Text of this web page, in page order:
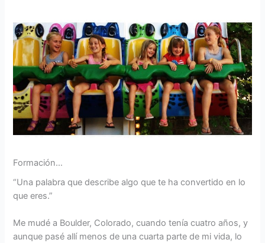
Formación…
“Una palabra que describe algo que te ha convertido en lo
que eres.”
Me mudé a Boulder, Colorado, cuando tenía cuatro años, y
aunque pasé allí menos de una cuarta parte de mi vida, lo